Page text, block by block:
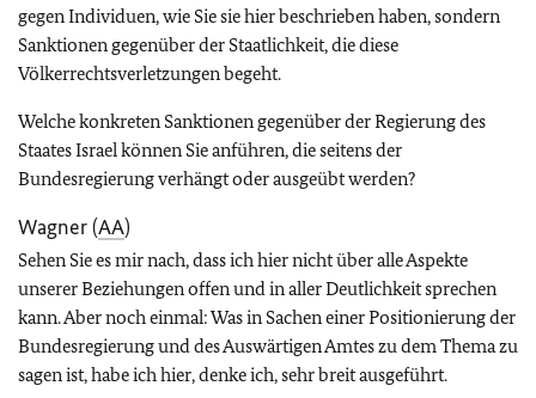
gegen Individuen, wie Sie sie hier beschrieben haben, sondern
Sanktionen gegenüber der Staatlichkeit, die diese
Völkerrechtsverletzungen begeht.
Welche konkreten Sanktionen gegenüber der Regierung des
Staates Israel können Sie anführen, die seitens der
Bundesregierung verhängt oder ausgeübt werden?
Wagner (AA)
Sehen Sie es mir nach, dass ich hier nicht über alle Aspekte
unserer Beziehungen offen und in aller Deutlichkeit sprechen
kann. Aber noch einmal: Was in Sachen einer Positionierung der
Bundesregierung und des Auswärtigen Amtes zu dem Thema zu
sagen ist, habe ich hier, denke ich, sehr breit ausgeführt.